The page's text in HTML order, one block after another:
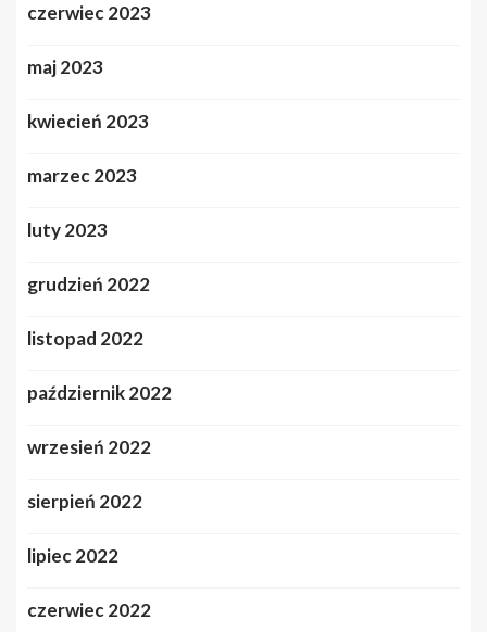
czerwiec 2023
maj 2023
kwiecień 2023
marzec 2023
luty 2023
grudzień 2022
listopad 2022
październik 2022
wrzesień 2022
sierpień 2022
lipiec 2022
czerwiec 2022